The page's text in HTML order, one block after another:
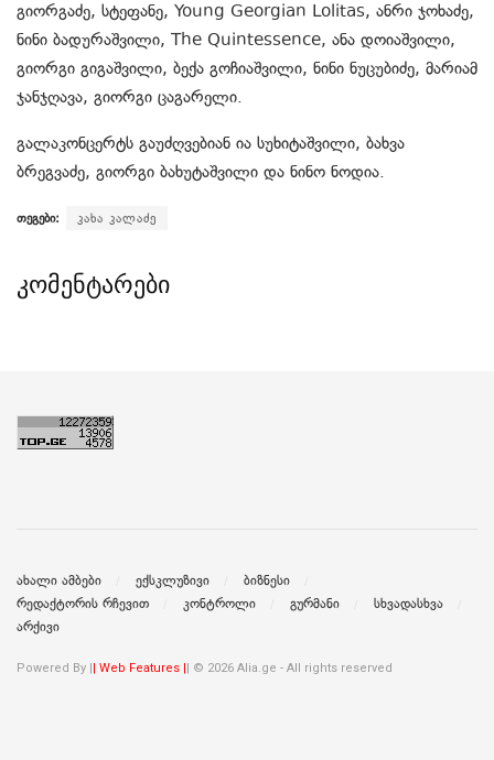
გიორგაძე, სტეფანე, Young Georgian Lolitas, ანრი ჯოხაძე,
ნინი ბადურაშვილი, The Quintessence, ანა დოიაშვილი,
გიორგი გიგაშვილი, ბექა გოჩიაშვილი, ნინი ნუცუბიძე, მარიამ
ჯანჯღავა, გიორგი ცაგარელი.
გალაკონცერტს გაუძღვებიან ია სუხიტაშვილი, ბახვა
ბრეგვაძე, გიორგი ბახუტაშვილი და ნინო ნოდია.
თეგები: კახა კალაძე
კომენტარები
ახალი ამბები ექსკლუზივი
ბიზნესი
რედაქტორის რჩევით
კონტროლი გურმანი
სხვადასხვა
არქივი
Powered By || Web Features || © 2026 Alia.ge - All rights reserved